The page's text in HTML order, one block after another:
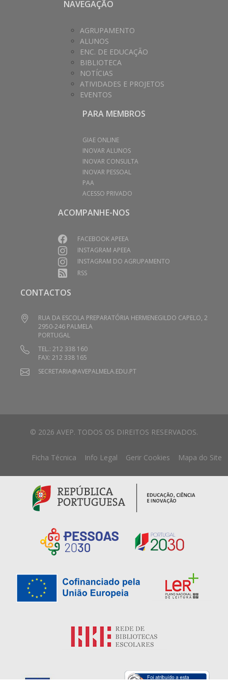
NAVEGAÇÃO
AGRUPAMENTO
ALUNOS
ENC. DE EDUCAÇÃO
BIBLIOTECA
NOTÍCIAS
ATIVIDADES E PROJETOS
EVENTOS
PARA MEMBROS
GIAE ONLINE
INOVAR ALUNOS
INOVAR CONSULTA
INOVAR PESSOAL
PAA
ACESSO PRIVADO
ACOMPANHE-NOS
FACEBOOK APEEA
INSTAGRAM APEEA
INSTAGRAM DO AGRUPAMENTO
RSS
CONTACTOS
RUA DA ESCOLA PREPARATÓRIA HERMENEGILDO CAPELO, 2
2950-246 PALMELA
PORTUGAL
TEL.: 212 338 160
FAX: 212 338 165
SECRETARIA@AVEPALMELA.EDU.PT
© 2026 AVEP. TODOS OS DIREITOS RESERVADOS.
Ficha Técnica Info Legal Gerir Cookies Mapa do Site